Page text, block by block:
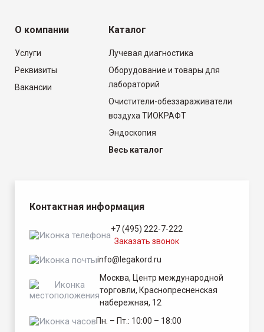
Каталог
Лучевая диагностика
Оборудование и товары для
лабораторий
Очистители-обеззараживатели
воздуха ТИОКРАФТ
Эндоскопия
Весь каталог
О компании
Услуги
Реквизиты
Вакансии
Контактная информация
+7 (495) 222-7-222
Заказать звонок
info@legakord.ru
Москва, Центр международной
торговли, Краснопресненская
набережная, 12
Пн. – Пт.: 10:00 – 18:00